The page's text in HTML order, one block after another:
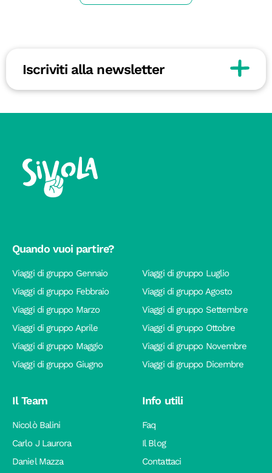
Iscriviti alla newsletter
Quando vuoi partire?
Viaggi di gruppo Gennaio
Viaggi di gruppo Febbraio
Viaggi di gruppo Marzo
Viaggi di gruppo Aprile
Viaggi di gruppo Maggio
Viaggi di gruppo Giugno
Viaggi di gruppo Luglio
Viaggi di gruppo Agosto
Viaggi di gruppo Settembre
Viaggi di gruppo Ottobre
Viaggi di gruppo Novembre
Viaggi di gruppo Dicembre
Il Team
Nicolò Balini
Carlo J Laurora
Daniel Mazza
Info utili
Faq
Il Blog
Contattaci